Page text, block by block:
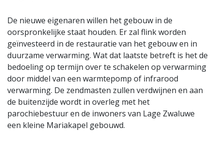
De nieuwe eigenaren willen het gebouw in de
oorspronkelijke staat houden. Er zal flink worden
geïnvesteerd in de restauratie van het gebouw en in
duurzame verwarming. Wat dat laatste betreft is het de
bedoeling op termijn over te schakelen op verwarming
door middel van een warmtepomp of infrarood
verwarming. De zendmasten zullen verdwijnen en aan
de buitenzijde wordt in overleg met het
parochiebestuur en de inwoners van Lage Zwaluwe
een kleine Mariakapel gebouwd.